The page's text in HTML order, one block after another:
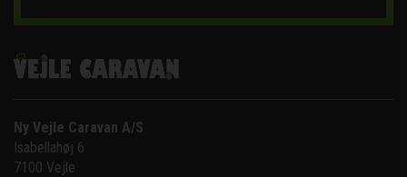
Ny Vejle Caravan A/S
Isabellahøj 6
7100 Vejle